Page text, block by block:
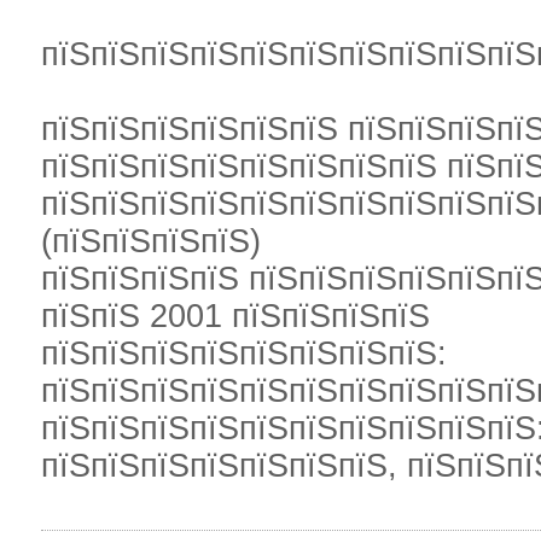
пїЅпїЅпїЅпїЅпїЅпїЅ
пїЅпїЅпїЅпїЅпїЅпїЅпїЅпїЅ
(пїЅпїЅпїЅпїЅ)
пїЅпїЅпїЅпїЅ
пїЅпїЅ 2001 пїЅпїЅпїЅпїЅ
пїЅпїЅпїЅпїЅпїЅпїЅпїЅпїЅ:
пїЅпїЅпїЅпїЅпїЅпїЅпїЅ,